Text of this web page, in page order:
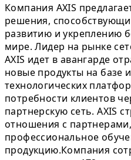
Компания AXIS
решения,
развитию и укреплению
мире. Лидер на рынке
AXIS идет в авангарде
новые продукты на базе
технологических
потребности клиентов
партнерскую сеть. AXIS
отношения с
профессиональное
продукцию.Компания